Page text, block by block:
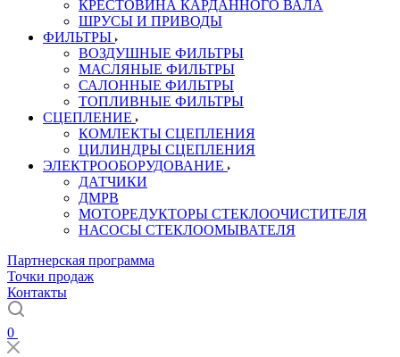
КРЕСТОВИНА КАРДАННОГО ВАЛА
ШРУСЫ И ПРИВОДЫ
ФИЛЬТРЫ
ВОЗДУШНЫЕ ФИЛЬТРЫ
МАСЛЯНЫЕ ФИЛЬТРЫ
САЛОННЫЕ ФИЛЬТРЫ
ТОПЛИВНЫЕ ФИЛЬТРЫ
СЦЕПЛЕНИЕ
КОМЛЕКТЫ СЦЕПЛЕНИЯ
ЦИЛИНДРЫ СЦЕПЛЕНИЯ
ЭЛЕКТРООБОРУДОВАНИЕ
ДАТЧИКИ
ДМРВ
МОТОРЕДУКТОРЫ СТЕКЛООЧИСТИТЕЛЯ
НАСОСЫ СТЕКЛООМЫВАТЕЛЯ
Партнерская программа
Точки продаж
Контакты
0